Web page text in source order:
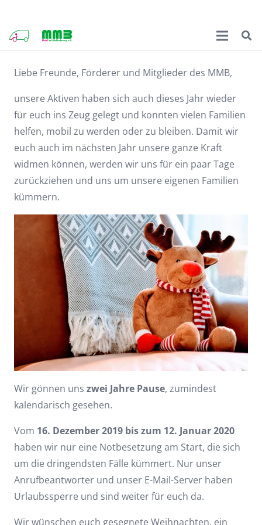
Liebe Freunde, Förderer und Mitglieder des MMB,
unsere Aktiven haben sich auch dieses Jahr wieder
für euch ins Zeug gelegt und konnten vielen Familien
helfen, mobil zu werden oder zu bleiben. Damit wir
euch auch im nächsten Jahr unsere ganze Kraft
widmen können, werden wir uns für ein paar Tage
zurückziehen und uns um unsere eigenen Familien
kümmern.
Wir gönnen uns zwei Jahre Pause, zumindest
kalendarisch gesehen.
Vom 16. Dezember 2019 bis zum 12. Januar 2020
haben wir nur eine Notbesetzung am Start, die sich
um die dringendsten Fälle kümmert. Nur unser
Anrufbeantworter und unser E-Mail-Server haben
Urlaubssperre und sind weiter für euch da.
Wir wünschen euch gesegnete Weihnachten, ein